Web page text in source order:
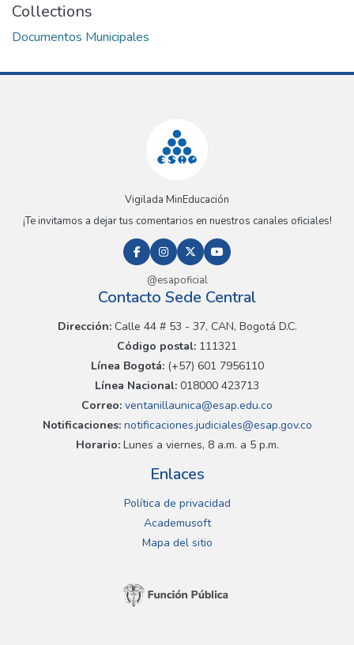
Collections
Documentos Municipales
Vigilada MinEducación
¡Te invitamos a dejar tus comentarios en nuestros canales oficiales!
@esapoficial
Contacto Sede Central
Dirección:Calle 44 # 53 - 37, CAN, Bogotá D.C.
Código postal: 111321
Línea Bogotá:(+57) 601 7956110
Línea Nacional: 018000 423713
Correo: ventanillaunica@esap.edu.co
Notificaciones:notificaciones.judiciales@esap.gov.co
Horario:Lunes a viernes, 8 a.m. a 5 p.m.
Enlaces
Política de privacidad
Academusoft
Mapa del sitio